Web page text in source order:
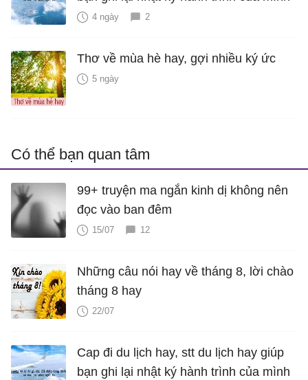
4 ngày 2
Thơ về mùa hè hay, gợi nhiều ký ức
5 ngày
Có thể bạn quan tâm
99+ truyện ma ngắn kinh dị không nên
đọc vào ban đêm
15/07 12
Những câu nói hay về tháng 8, lời chào
tháng 8 hay
22/07
Cap đi du lịch hay, stt du lịch hay giúp
bạn ghi lại nhật ký hành trình của mình